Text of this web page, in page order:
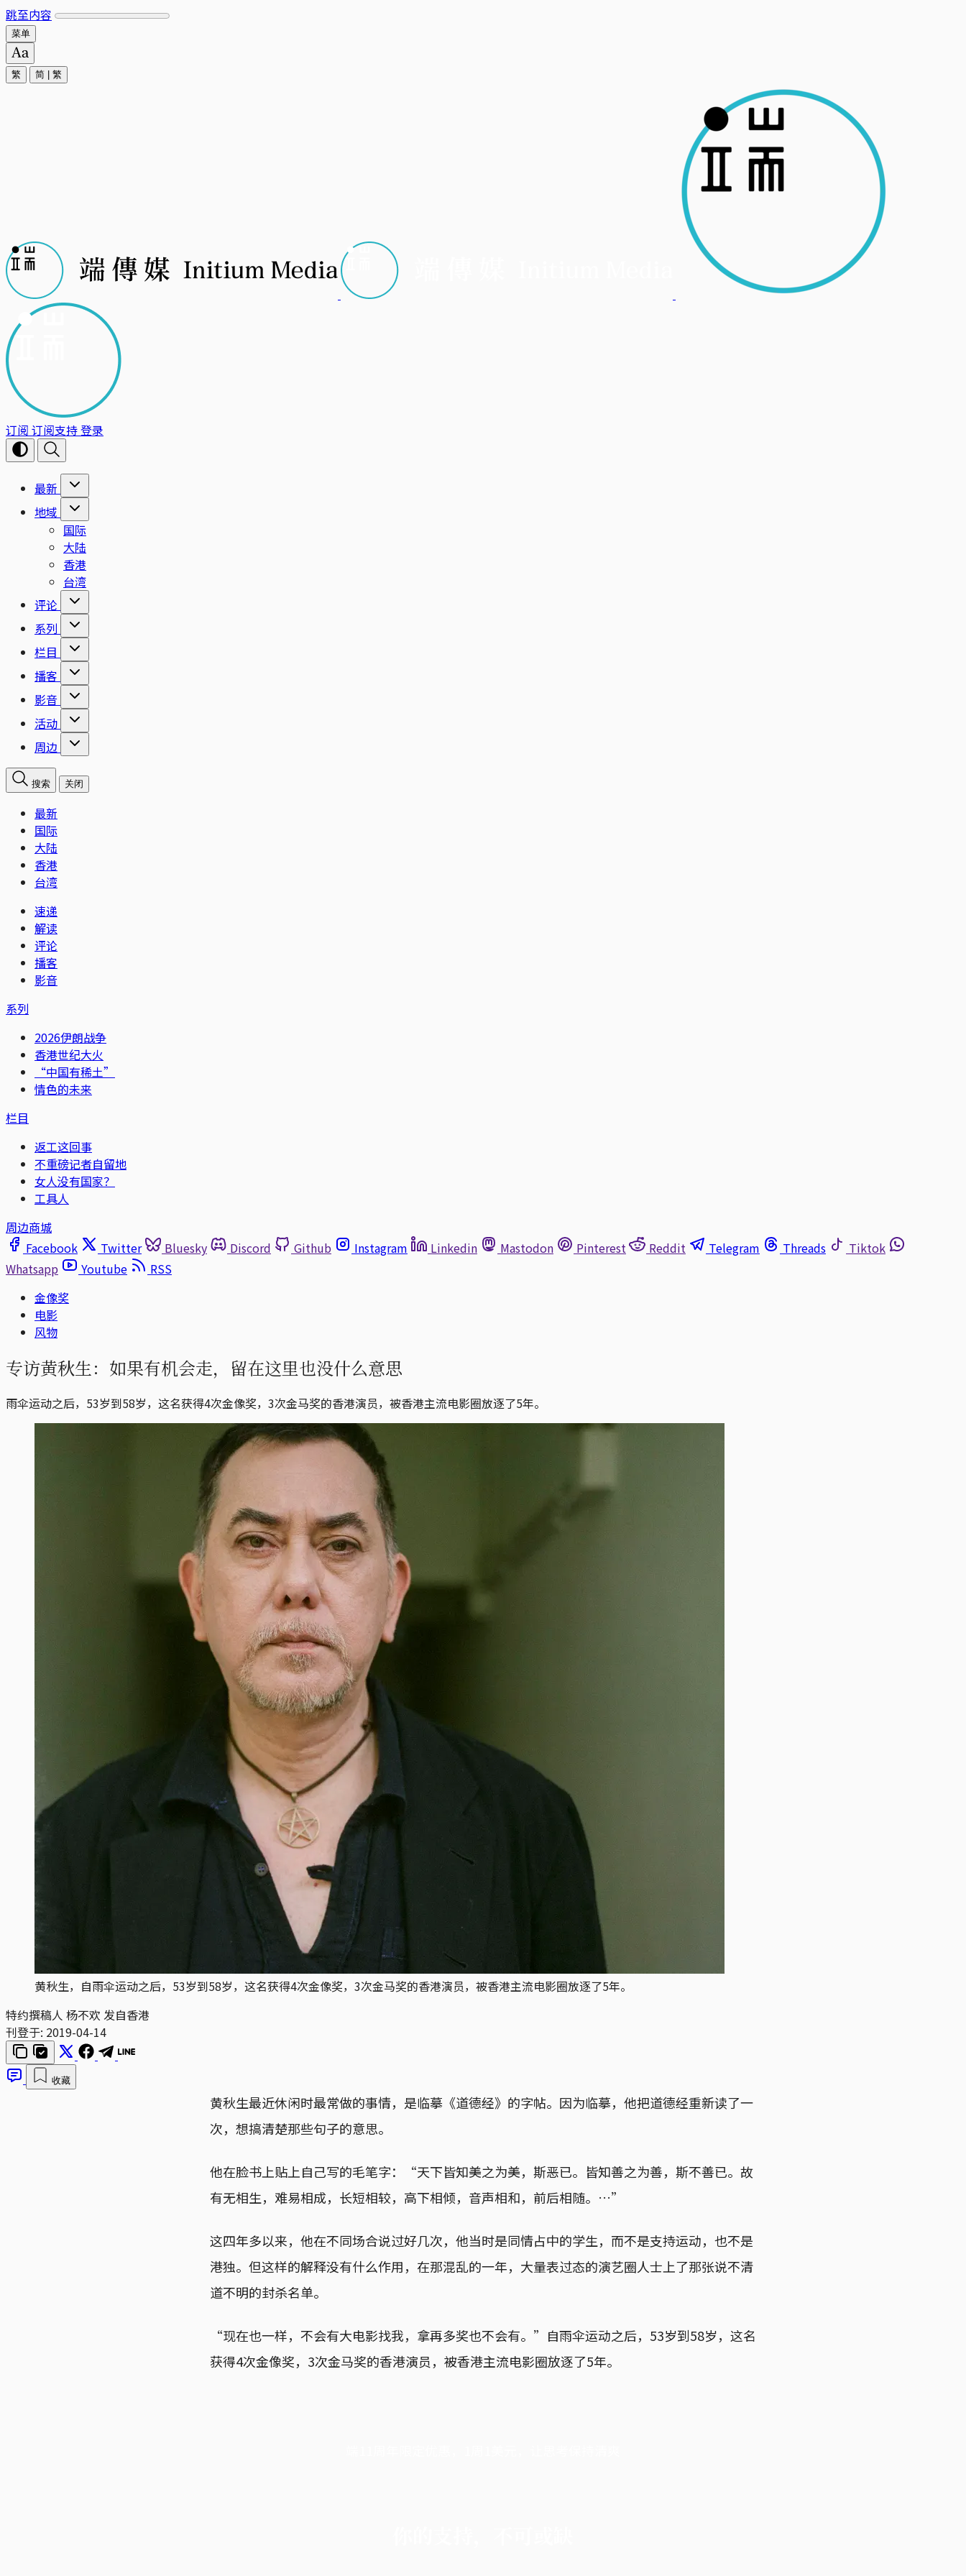
跳至内容
菜单
繁 简 繁
订阅 订阅支持登录
最新
地域
国际
大陆
香港
台湾
评论
系列
栏目
播客
影音
活动
周边
搜索 关闭
最新
国际
大陆
香港
台湾
速递
解读
评论
播客
影音
系列
2026伊朗战争
香港世纪大火
“中国有稀土”
情色的未来
栏目
返工这回事
不重磅记者自留地
女人没有国家？
工具人
周边商城
Facebook
Twitter Bluesky Discord Github Instagram Linkedin Mastodon Pinterest Reddit Telegram Threads
Tiktok
Whatsapp
Youtube
RSS
金像奖
电影
风物
专访黄秋生：如果有机会走，留在这里也没什么意思
雨伞运动之后，53岁到58岁，这名获得4次金像奖，3次金马奖的香港演员，被香港主流电影圈放逐了5年。
黄秋生，自雨伞运动之后，53岁到58岁，这名获得4次金像奖，3次金马奖的香港演员，被香港主流电影圈放逐了5年。
特约撰稿人 杨不欢 发自香港
刊登于: 2019-04-14
收藏
黄秋生最近休闲时最常做的事情，是临摹《道德经》的字帖。因为临摹，他把道德经重新读了一
次，想搞清楚那些句子的意思。
他在脸书上贴上自己写的毛笔字：“天下皆知美之为美，斯恶已。皆知善之为善，斯不善已。故
有无相生，难易相成，长短相较，高下相倾，音声相和，前后相随。…”
这四年多以来，他在不同场合说过好几次，他当时是同情占中的学生，而不是支持运动，也不是
港独。但这样的解释没有什么作用，在那混乱的一年，大量表过态的演艺圈人士上了那张说不清
道不明的封杀名单。
“现在也一样，不会有大电影找我，拿再多奖也不会有。”自雨伞运动之后，53岁到58岁，这名
获得4次金像奖，3次金马奖的香港演员，被香港主流电影圈放逐了5年。